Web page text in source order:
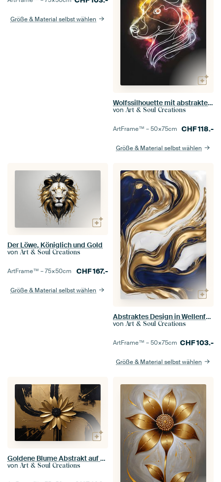
Größe & Material selbst wählen
Wolfssilhouette mit abstraktem Farbspektrum
von Art & Soul Creations
ArtFrame™ –50×75cm CHF118.-
Größe & Material selbst wählen
Der Löwe, Königlich und Gold
von Art & Soul Creations
ArtFrame™ –75×50cm CHF167.-
Größe & Material selbst wählen
Abstraktes Design in Wellenform in Gold und Marine
von Art & Soul Creations
ArtFrame™ –50×75cm CHF103.-
Größe & Material selbst wählen
Goldene Blume Abstrakt auf schwarzer Leinwand
von Art & Soul Creations